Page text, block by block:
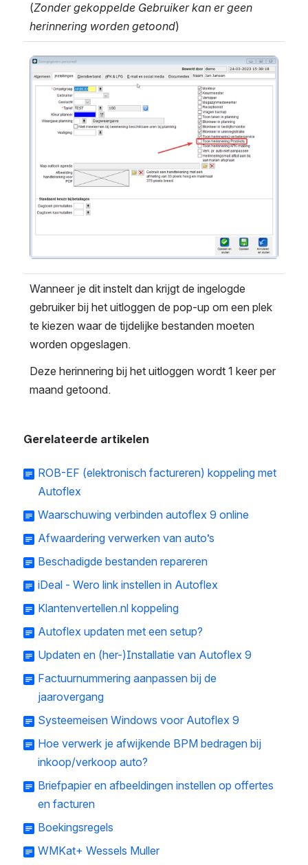
(Zonder gekoppelde Gebruiker kan er geen
herinnering worden getoond)
Open
Wanneer je dit instelt dan krijgt de ingelogde
gebruiker bij het uitloggen de pop-up om een plek
te kiezen waar de tijdelijke bestanden moeten
worden opgeslagen.
Deze herinnering bij het uitloggen wordt 1 keer per
maand getoond.
Gerelateerde artikelen
ROB-EF (elektronisch factureren) koppeling met
Autoflex
Waarschuwing verbinden autoflex 9 online
Afwaardering verwerken van auto’s
Beschadigde bestanden repareren
iDeal - Wero link instellen in Autoflex
Klantenvertellen.nl koppeling
Autoflex updaten met een setup?
Updaten en (her-)Installatie van Autoflex 9
Factuurnummering aanpassen bij de
jaarovergang
Systeemeisen Windows voor Autoflex 9
Hoe verwerk je afwijkende BPM bedragen bij
inkoop/verkoop auto?
Briefpapier en afbeeldingen instellen op offertes
en facturen
Boekingsregels
WMKat+ Wessels Muller